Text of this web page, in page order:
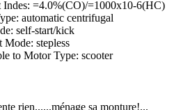
Indes: =4.0%(CO)/=1000x10-6(HC)
automatic centrifugal
self-start/kick
Mode: stepless
to Motor Type: scooter
rien......ménage sa monture!...